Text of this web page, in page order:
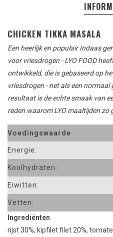
CHICKEN TIKKA MASALA
Een heerlijk en populair Indaas
voor vriesdrogen - LYO FOOD
ontwikkeld, die is gebaseerd op
vriesdrogen - net als een normaal
resultaat is de echte smaak van
reden waarom LYO maaltijdenzo
Voedingswaarde
Energie:
Koolhydraten:
Eiwitten:
Vetten:
Ingrediënten
rijst30%, kipfiletfilet20%,